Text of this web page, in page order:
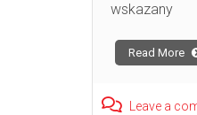
wskazany
Read More
Leave a